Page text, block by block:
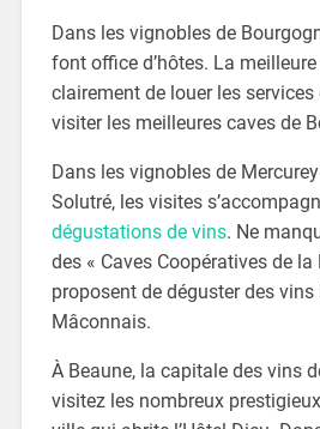
Dans les vignobles de
font office d’hôtes. La
clairement de louer les
visiter les meilleures caves de
Dans les vignobles de
Solutré, les visites
dégustations de vins. Ne
des « Caves Coopératives de la
proposent de déguster des
Mâconnais.
À Beaune, la capitale des vins
visitez les nombreux